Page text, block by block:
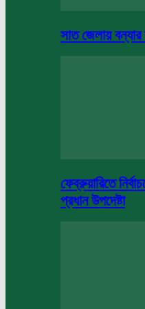
সাত জেলায় বন্যার
ফেব্রুয়ারিতে
প্রধান উপদেষ্টা